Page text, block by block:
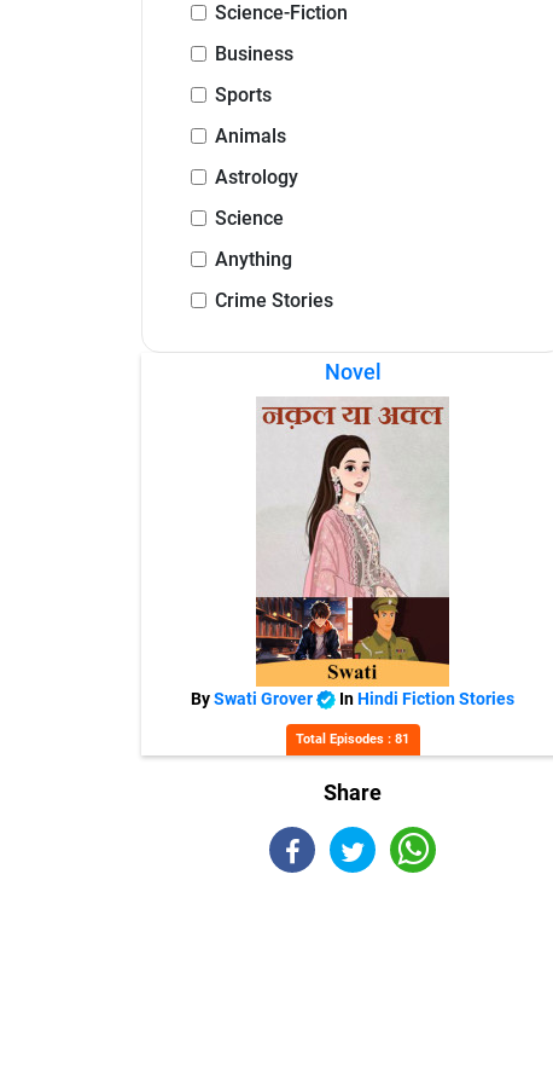
Science-Fiction
Business
Sports
Animals
Astrology
Science
Anything
Crime Stories
Novel
BySwati Grover InHindi Fiction Stories
Total Episodes : 81
Share